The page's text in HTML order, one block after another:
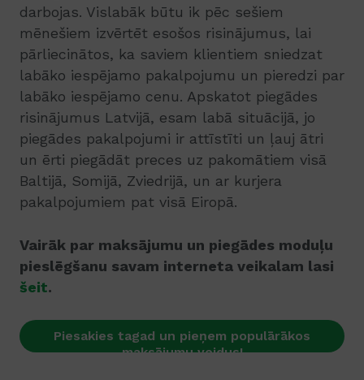
darbojas. Vislabāk būtu ik pēc sešiem
mēnešiem izvērtēt esošos risinājumus, lai
pārliecinātos, ka saviem klientiem sniedzat
labāko iespējamo pakalpojumu un pieredzi par
labāko iespējamo cenu. Apskatot piegādes
risinājumus Latvijā, esam labā situācijā, jo
piegādes pakalpojumi ir attīstīti un ļauj ātri
un ērti piegādāt preces uz pakomātiem visā
Baltijā, Somijā, Zviedrijā, un ar kurjera
pakalpojumiem pat visā Eiropā.
Vairāk par maksājumu un piegādes moduļu
pieslēgšanu savam interneta veikalam lasi
šeit.
Piesakies tagad un pieņem populārākos
maksājumu veidus!